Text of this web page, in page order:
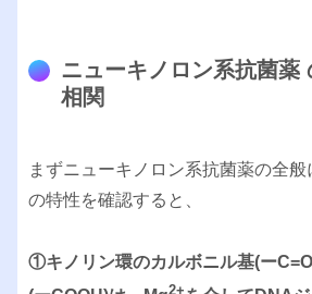
ニューキノロン系抗菌薬
相関
まずニューキノロン系抗菌薬の全
の特性を確認すると、
①キノリン環のカルボニル基(ー
2+